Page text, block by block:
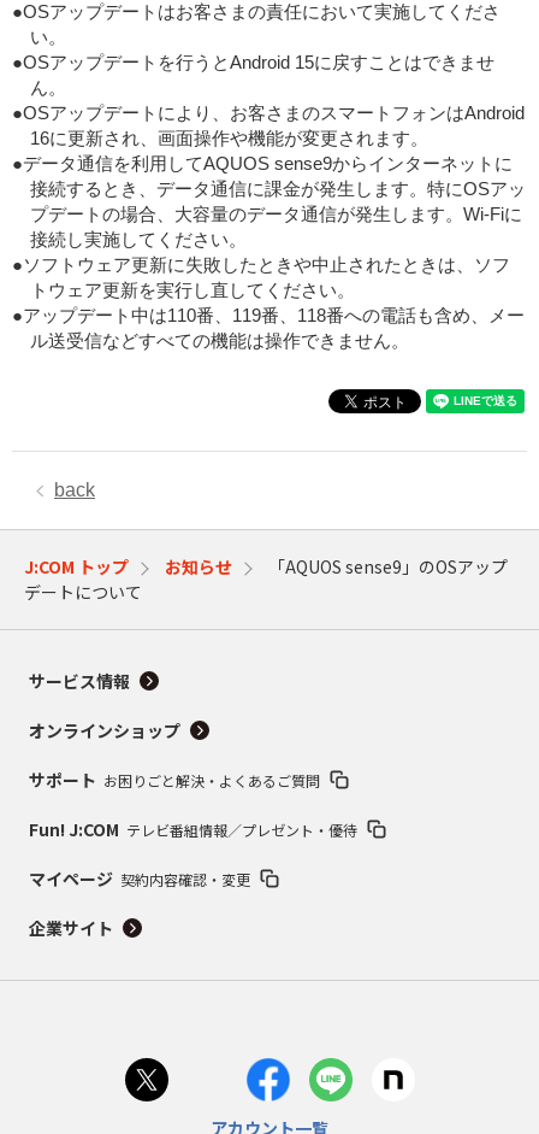
●OSアップデートはお客さまの責任において実施してくださ
い。
●OSアップデートを行うとAndroid 15に戻すことはできませ
ん。
●OSアップデートにより、お客さまのスマートフォンはAndroid
16に更新され、画面操作や機能が変更されます。
●データ通信を利用してAQUOS sense9からインターネットに
接続するとき、データ通信に課金が発生します。特にOSアッ
プデートの場合、大容量のデータ通信が発生します。Wi-Fiに
接続し実施してください。
●ソフトウェア更新に失敗したときや中止されたときは、ソフ
トウェア更新を実行し直してください。
●アップデート中は110番、119番、118番への電話も含め、メー
ル送受信などすべての機能は操作できません。
back
J:COM トップ お知らせ
「AQUOS sense9」のOSアップ
デートについて
サービス情報
オンラインショップ
サポート お困りごと解決・よくあるご質問
Fun! J:COM テレビ番組情報／プレゼント・優待
マイページ 契約内容確認・変更
企業サイト
アカウント一覧